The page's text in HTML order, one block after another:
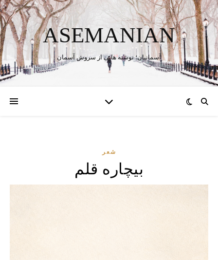
ASEMANIAN
آسمانیان؛ نوشته هایی از سروش آسمان
شعر
بیچاره قلم